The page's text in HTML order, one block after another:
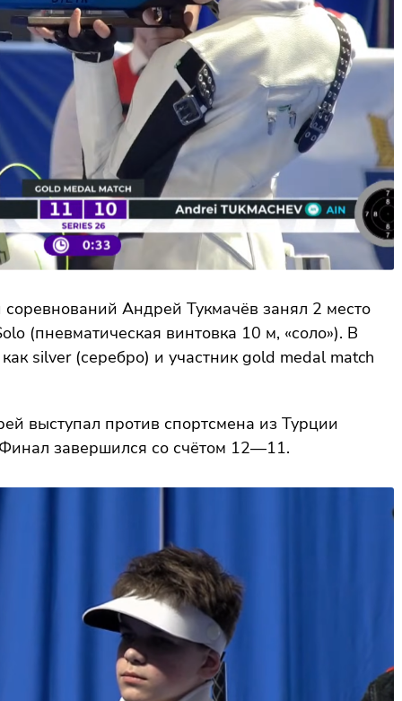
Андрей Тукмачёв занял 2 место
(пневматическая винтовка 10 м, «соло»). В
silver (серебро) и участник gold medal match
выступал против спортсмена из Турции
завершился со счётом 12—11.